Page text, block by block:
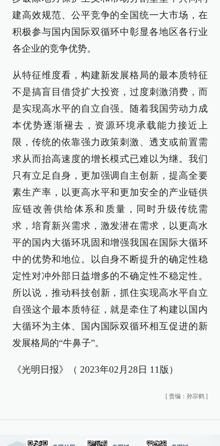
建高效规范、公平竞争的全国统一大市场，在
积极参与国内国际双循环中彰显各地区各行业
各企业的竞争优势。
从特征维度看，构建新发展格局的最本质特征
不是搞盲目借贷扩大投资，过度刺激消费，而
是实现高水平的自立自强。随着我国劳动力成
本优势逐渐褪去，资源环境承载能力接近上
限，传统的依靠强力政策刺激、透支或前置需
求从而抬高速度的增长模式已难以为继。我们
只有立足自身，更加强调自主创新，提高全要
素生产率，以更高水平和更加安全的产业链供
应链改善供给体系和质量，同时升级传统需
求，培育新兴需求，激发潜在需求，以更高水
平的国内大循环巩固和增强我国在国际大循环
中的优势和地位。以自身不断提升的确定性稳
定性对冲外部日益增多的不确定性不稳定性。
所以说，推动科技创新，抓住实现高水平自立
自强这个最本质特征，就是牵住了构建以国内
大循环为主体、国内国际双循环相互促进的新
发展格局的“牛鼻子”。
《光明日报》（ 2023年02月28日 11版）
[ 责编：孙宗鹤 ]